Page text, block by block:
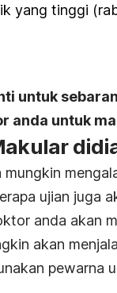
yang tinggi
untuk
anda untuk
ujian juga
anda akan
akan
pewarna